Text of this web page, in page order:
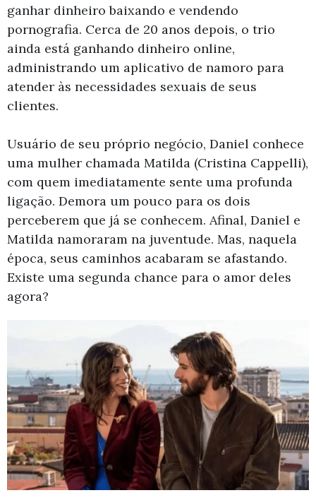
ganhar dinheiro baixando e vendendo
pornografia. Cerca de 20 anos depois, o trio
ainda está ganhando dinheiro online,
administrando um aplicativo de namoro para
atender às necessidades sexuais de seus
clientes.
Usuário de seu próprio negócio, Daniel conhece
uma mulher chamada Matilda (Cristina Cappelli),
com quem imediatamente sente uma profunda
ligação. Demora um pouco para os dois
perceberem que já se conhecem. Afinal, Daniel e
Matilda namoraram na juventude. Mas, naquela
época, seus caminhos acabaram se afastando.
Existe uma segunda chance para o amor deles
agora?